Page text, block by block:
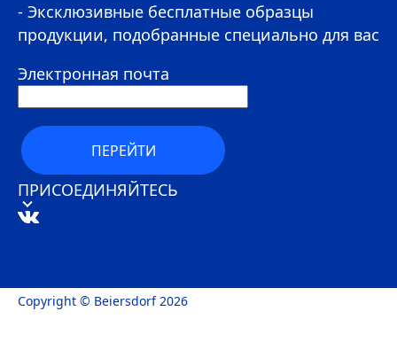
- Эксклюзивные бесплатные образцы
продукции, подобранные специально для вас
Электронная почта
ПЕРЕЙТИ
ПРИСОЕДИНЯЙТЕСЬ
Copyright © Beiersdorf 2026